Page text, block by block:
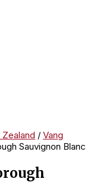
/ Vang
Sauvignon Blanc